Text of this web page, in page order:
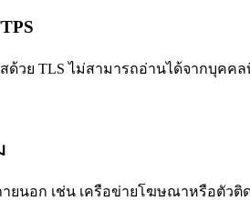
วย TLS ไม่สามารถอ่านได้จากบุคคล
ยนอก เช่น เครือข่ายโฆษณาหรือตัวติ